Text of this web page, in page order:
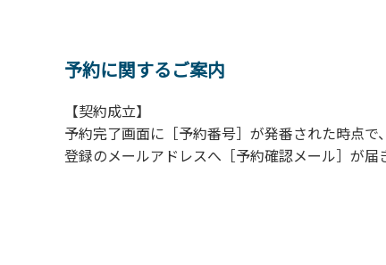
２.安全管理上、お子様の単独での行動はご
４.ご訪問客とのコテージ内での面会はご遠慮
５.焚火および花火は禁止です。
６.周囲に迷惑となるような行為（夜間の大
予約に関するご案内
【契約成立】
予約完了画面に［予約番号］が発番された時点
登録のメールアドレスへ［予約確認メール］が届